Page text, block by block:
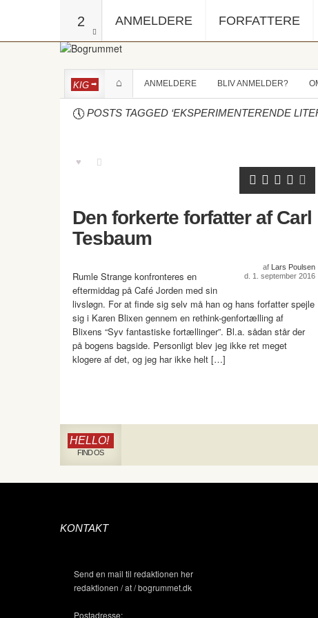
2 ANMELDERE FORFATTERE
KIG ANMELDERE BLIV ANMELDER?
POSTS TAGGED ‘EKSPERIMENTERENDE
Den forkerte forfatter af Carl
Tesbaum
af Lars Poulsen
d. 1. september 2016
Rumle Strange konfronteres en
eftermiddag på Café Jorden med sin
livsløgn. For at finde sig selv må han og hans forfatter spejle
sig i Karen Blixen gennem en rethink-genfortælling af
Blixens “Syv fantastiske fortællinger”. Bl.a. sådan står der
på bogens bagside. Personligt blev jeg ikke ret meget
klogere af det, og jeg har ikke helt […]
HELLO!
FIND OS
KONTAKT
Send en mail til redaktionen her
redaktionen / at / bogrummet.dk
Postadresse: